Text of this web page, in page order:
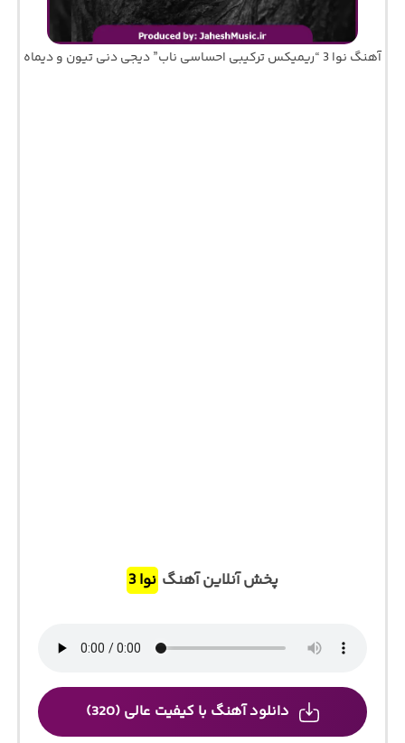
آهنگ نوا 3 “ریمیکس ترکیبی احساسی ناب” دیجی دنی تیون و دیماه
پخش آنلاین آهنگ نوا 3
دانلود آهنگ با کیفیت عالی (320)